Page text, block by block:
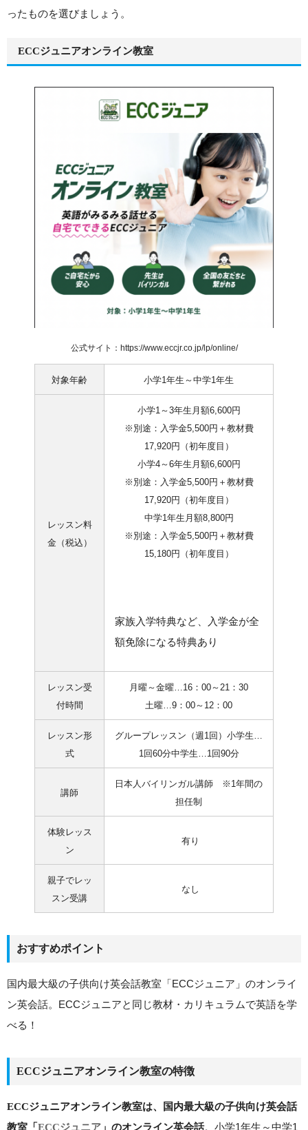
ったものを選びましょう。
ECCジュニアオンライン教室
公式サイト：https://www.eccjr.co.jp/lp/online/
対象年齢 小学1年生～中学1年生
レッスン料
金（税込）
小学1～3年生月額6,600円
※別途：入学金5,500円＋教材費
17,920円（初年度目）
小学4～6年生月額6,600円
※別途：入学金5,500円＋教材費
17,920円（初年度目）
中学1年生月額8,800円
※別途：入学金5,500円＋教材費
15,180円（初年度目）
家族入学特典など、入学金が全
額免除になる特典あり
レッスン受
付時間
月曜～金曜…16：00～21：30
土曜…9：00～12：00
レッスン形
式
グループレッスン（週1回）小学生…
1回60分中学生…1回90分
講師
日本人バイリンガル講師 ※1年間の
担任制
体験レッス
ン
有り
親子でレッ
スン受講
なし
おすすめポイント
国内最大級の子供向け英会話教室「ECCジュニア」のオンライ
ン英会話。ECCジュニアと同じ教材・カリキュラムで英語を学
べる！
ECCジュニアオンライン教室の特徴
ECCジュニアオンライン教室は、国内最大級の子供向け英会話
教室「 ECCジュニア 」のオンライン英会話。小学1年生～中学1